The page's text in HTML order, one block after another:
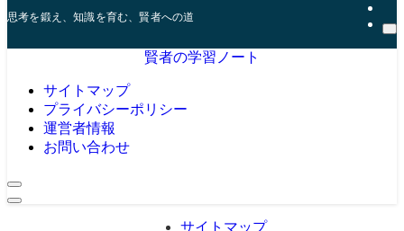
思考を鍛え、知識を育む、賢者への道
賢者の学習ノート
サイトマップ
プライバシーポリシー
運営者情報
お問い合わせ
サイトマップ